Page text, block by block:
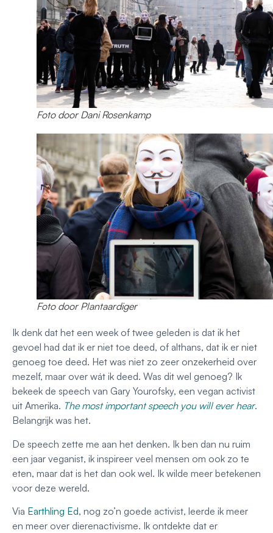
Foto door Dani Rosenkamp
Foto door Plantaardiger
Ik denk dat het een week of twee geleden is dat ik het
gevoel had dat ik er niet toe deed, of althans, dat ik er niet
genoeg toe deed. Het was niet zo zeer onzekerheid over
mezelf, maar over wát ik deed. Was dit wel genoeg? Ik
bekeek de speech van Gary Yourofsky, een vegan activist
uit Amerika. The most important speech you will ever hear.
Belangrijk was het.
De speech zette me aan het denken. Ik ben dan nu ruim
een jaar veganist, ik inspireer veel mensen om ook zo te
eten, maar dat is het dan ook wel. Ik wilde meer betekenen
voor deze wereld.
Via Earthling Ed, nog zo’n goede activist, leerde ik meer
en meer over dierenactivisme. Ik ontdekte dat er